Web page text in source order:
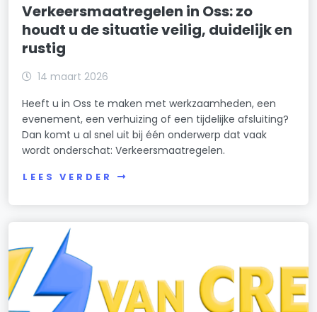
Verkeersmaatregelen in Oss: zo
houdt u de situatie veilig, duidelijk en
rustig
14 maart 2026
Heeft u in Oss te maken met werkzaamheden, een
evenement, een verhuizing of een tijdelijke afsluiting?
Dan komt u al snel uit bij één onderwerp dat vaak
wordt onderschat: Verkeersmaatregelen.
LEES VERDER